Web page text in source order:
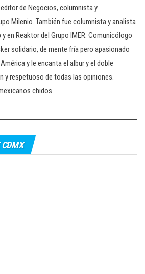
de Negocios, columnista y
Milenio. También fue columnista y analista
en Reaktor del Grupo IMER. Comunicólogo
solidario, de mente fría pero apasionado
y le encanta el albur y el doble
y respetuoso de todas las opiniones.
chidos.